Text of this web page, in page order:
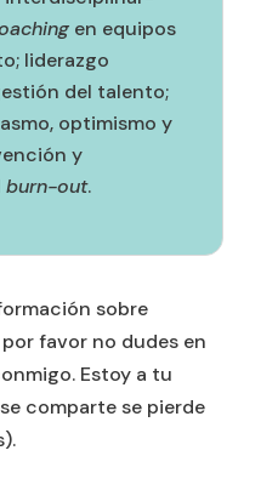
en equipos
liderazgo
del talento;
optimismo y
y
burn-out.
sobre
favor no dudes en
Estoy a tu
comparte se pierde